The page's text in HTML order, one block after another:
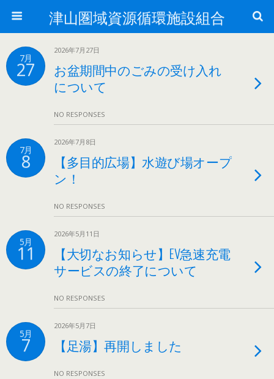
津山圏域資源循環施設組合
7月
27
2026年7月27日
お盆期間中のごみの受け入れ
について
NO RESPONSES
7月
8
2026年7月8日
【多目的広場】水遊び場オープ
ン！
NO RESPONSES
5月
11
2026年5月11日
【大切なお知らせ】EV急速充電
サービスの終了について
NO RESPONSES
5月
7
2026年5月7日
【足湯】再開しました
NO RESPONSES